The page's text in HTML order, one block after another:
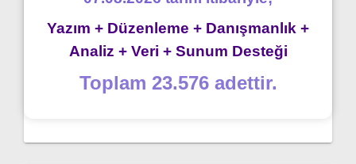
Yazım + Düzenleme + Danışmanlık +
Analiz + Veri + Sunum Desteği
Toplam 23.576 adettir.